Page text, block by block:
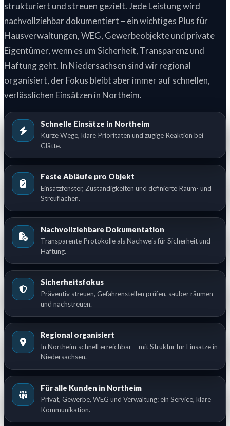
strukturiert und streuen gezielt. Jede Leistung wird
nachvollziehbar dokumentiert – ein wichtiges Plus für
Hausverwaltungen, WEG, Gewerbeobjekte und private
Eigentümer, wenn es um Sicherheit, Transparenz und
Haftung geht. In Niedersachsen sind wir regional
organisiert, der Fokus bleibt aber immer auf schnellen,
verlässlichen Einsätzen in Northeim.
Schnelle Einsätze in Northeim
Kurze Wege, klare Prioritäten und zügige Reaktion bei
Glätte.
Feste Abläufe pro Objekt
Einsatzfenster, Zuständigkeiten und definierte Räum- und
Streuflächen.
Nachvollziehbare Dokumentation
Transparente Protokolle als Nachweis für Sicherheit und
Haftung.
Sicherheitsfokus
Präventiv streuen, Gefahrenstellen prüfen, sauber räumen
und nachstreuen.
Regional organisiert
In Northeim schnell erreichbar – mit Struktur für Einsätze in
Niedersachsen.
Für alle Kunden in Northeim
Privat, Gewerbe, WEG und Verwaltung: ein Service, klare
Kommunikation.